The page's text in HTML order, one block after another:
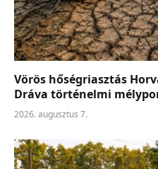
Vörös hőségriasztás
Dráva történelmi
2026. augusztus 7.